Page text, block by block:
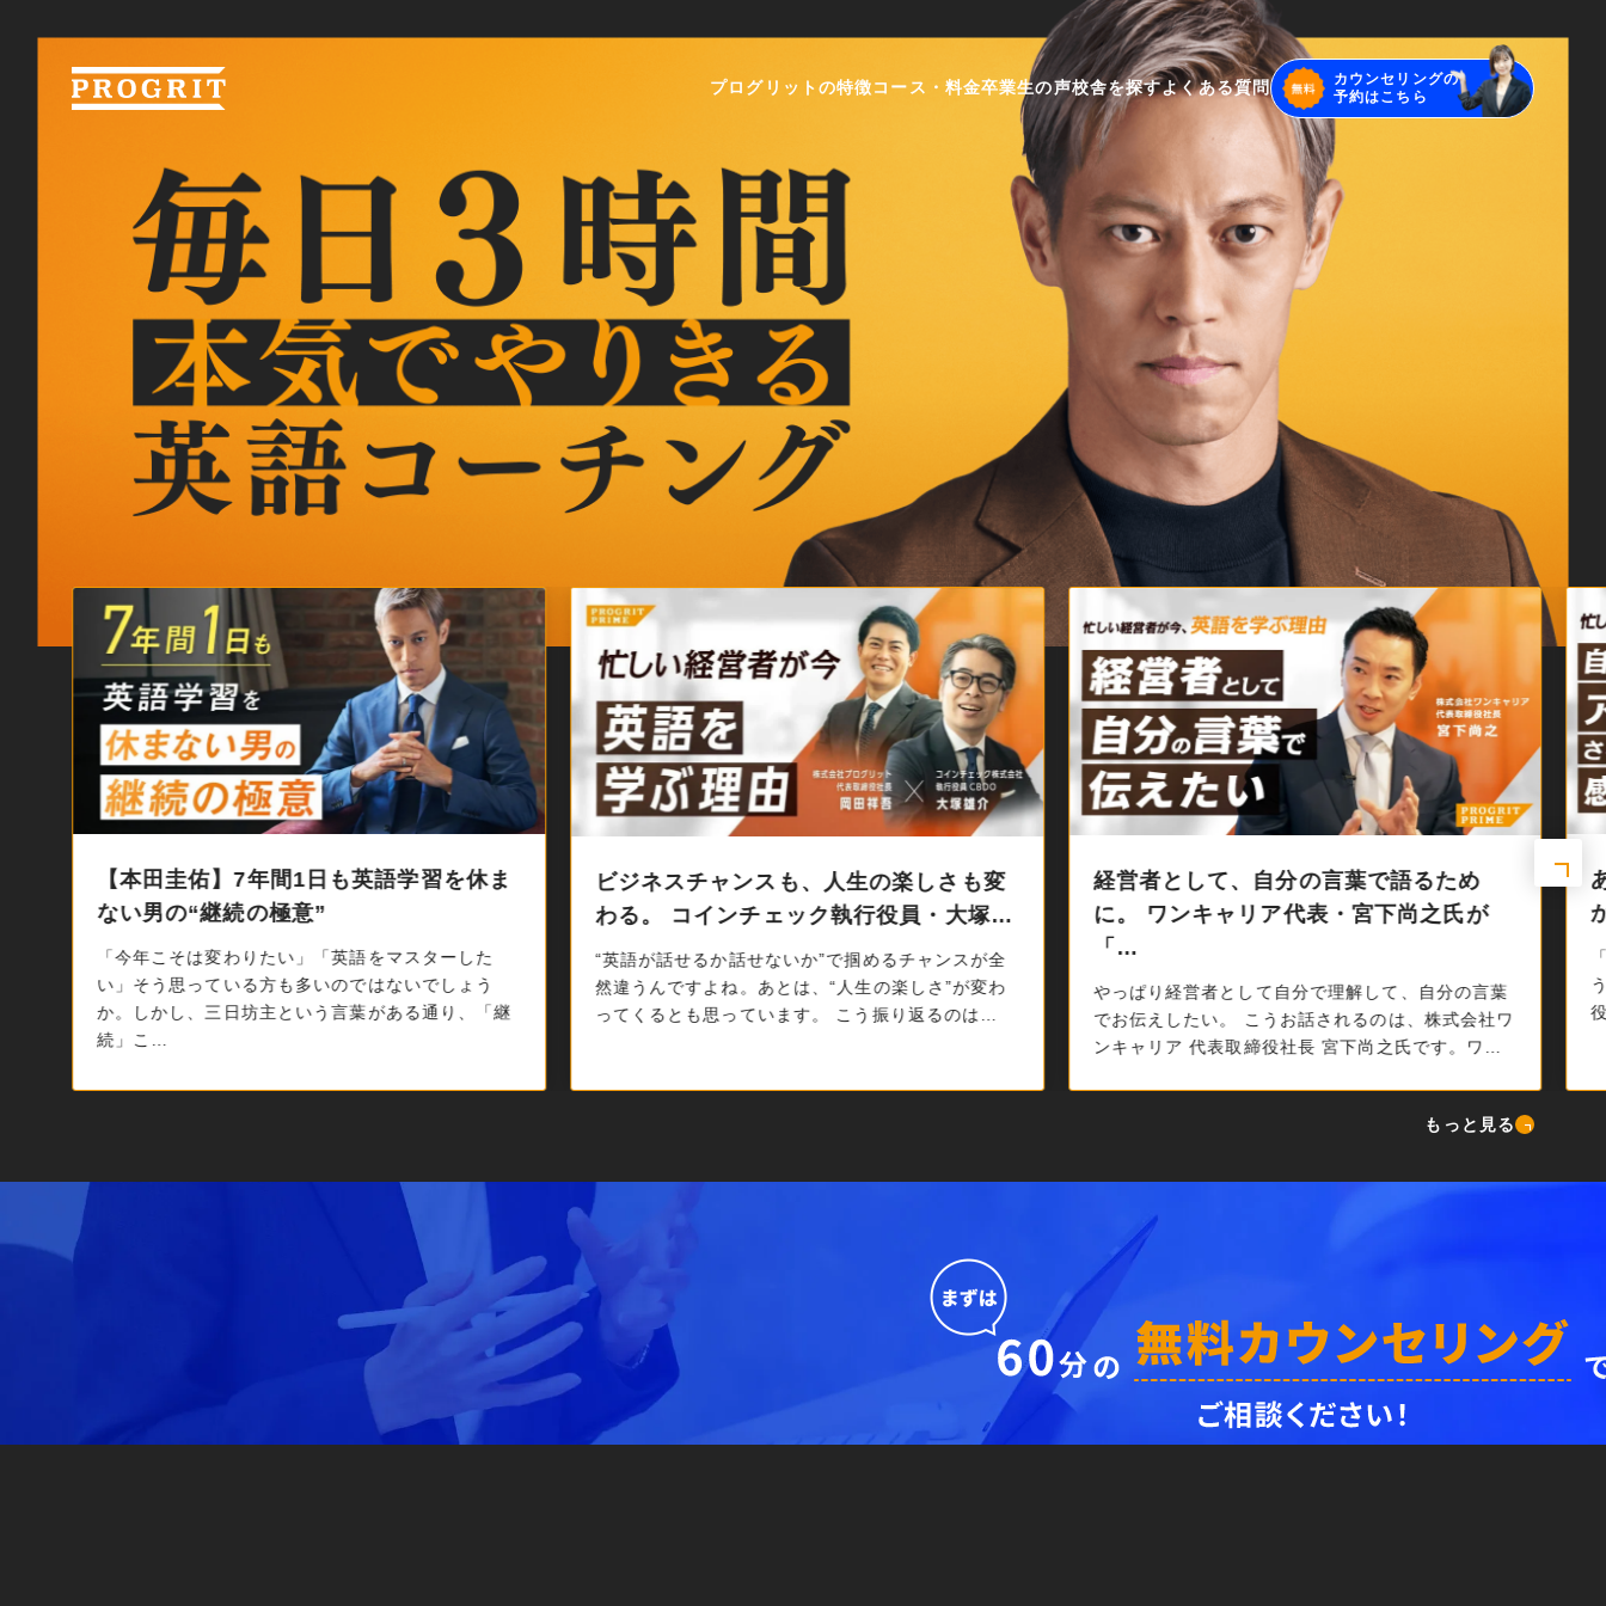
プログリットの特徴
プログリットが英語力を上げられる理由
徹底的な英語コーチングで学習の課題を解決
科学的な学習メソッドで最適な学習を提供
緻密な「計画と実績管理」で学習時間を最大化
コンサルタントインタビュー
英会話の５ステップ
英語学習習慣化の３ステップ
コース・料金
ビジネス英会話コース
TOEIC®L&R TESTコース
TOEFL iBT®TEST / IELTSコース
一般教育訓練給付制度
卒業生向け継続コース
卒業生の声校舎を探すよくある質問
カウンセリングの
予約はこちら
もっと見る
ビジネスチャンスも、人生の楽しさも変
わる。 コインチェック執行役員・大塚…
“英語が話せるか話せないか”で掴めるチャンスが全
然違うんですよね。あとは、“人生の楽しさ”が変わ
ってくるとも思っています。 こう振り返るのは…
経営者として、自分の言葉で語るため
に。 ワンキャリア代表・宮下尚之氏が
「…
やっぱり経営者として自分で理解して、自分の言葉
でお伝えしたい。 こうお話されるのは、株式会社ワ
あの時の学びがなければ、今の自分はな
かった。──マネーフォワードCHOが…
「自分がアップデートされていく感覚が楽しい」そ
うお話されるのは、株式会社マネーフォワード 取締
役執行役員 グループCHOの石原千亜希氏。エン…